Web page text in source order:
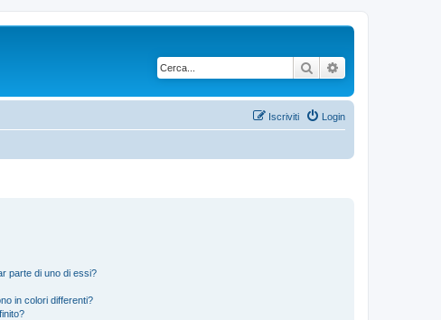
Cerca
Login
Iscriviti
parte di uno di essi?
in colori differenti?